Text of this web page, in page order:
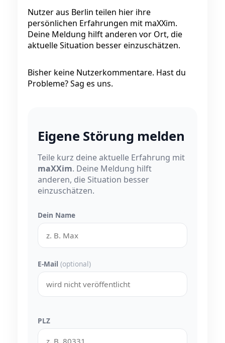
Nutzer aus Berlin teilen hier ihre
persönlichen Erfahrungen mit maXXim.
Deine Meldung hilft anderen vor Ort, die
aktuelle Situation besser einzuschätzen.
Bisher keine Nutzerkommentare. Hast du
Probleme? Sag es uns.
Eigene Störung melden
Teile kurz deine aktuelle Erfahrung mit
maXXim. Deine Meldung hilft
anderen, die Situation besser
einzuschätzen.
Dein Name
E-Mail (optional)
PLZ